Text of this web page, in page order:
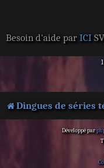
Besoin d'aide par ICI
Dingues de séries
Développé par